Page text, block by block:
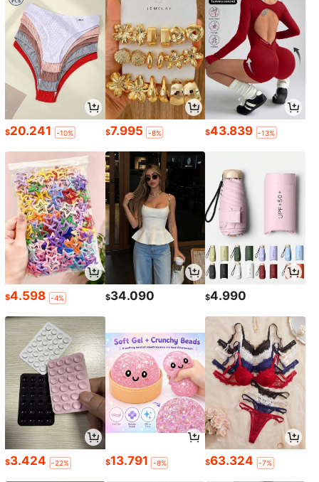
$20.241 -10% $7.995 -8% $43.839 -13%
$4.598 -4% $34.090 $4.990
$3.424 -22% $13.791 -8% $63.324 -7%